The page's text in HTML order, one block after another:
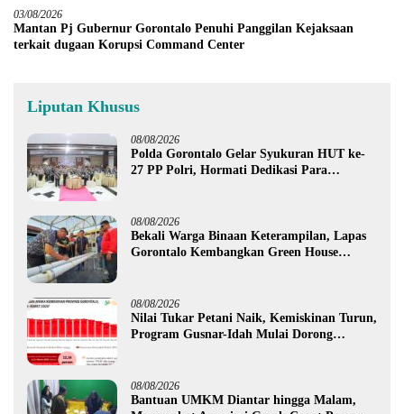
03/08/2026
Mantan Pj Gubernur Gorontalo Penuhi Panggilan Kejaksaan
terkait dugaan Korupsi Command Center
Liputan Khusus
08/08/2026
Polda Gorontalo Gelar Syukuran HUT ke-
27 PP Polri, Hormati Dedikasi Para
08/08/2026
Bekali Warga Binaan Keterampilan, Lapas
Gorontalo Kembangkan Green House
08/08/2026
Nilai Tukar Petani Naik, Kemiskinan Turun,
Program Gusnar-Idah Mulai Dorong
08/08/2026
Bantuan UMKM Diantar hingga Malam,